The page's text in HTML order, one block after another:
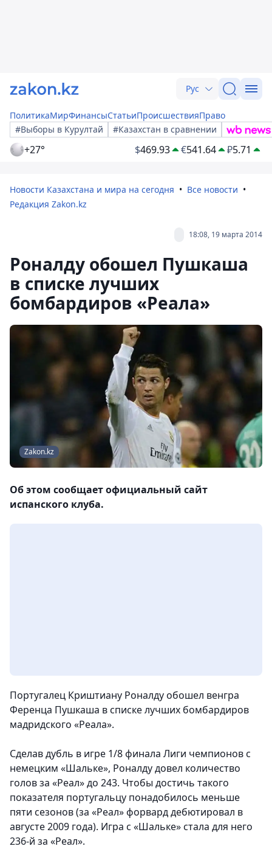
Рус
ПолитикаМирФинансыСтатьиПроисшествияПраво
#Выборы в Курултай
#Казахстан в сравнении
+27° $469.93 €541.64 ₽5.71
Новости Казахстана и мира на сегодня
Все новости
Редакция Zakon.kz
18:08, 19 марта 2014
Роналду обошел Пушкаша
в списке лучших
бомбардиров «Реала»
Zakon.kz
Об этом сообщает официальный сайт
испанского клуба.
Португалец Криштиану Роналду обошел венгра
Ференца Пушкаша в списке лучших бомбардиров
мадридского «Реала».
Сделав дубль в игре 1/8 финала Лиги чемпионов с
немецким «Шальке», Роналду довел количество
голов за «Реал» до 243. Чтобы достичь такого
показателя португальцу понадобилось меньше
пяти сезонов (за «Реал» форвард дебютировал в
августе 2009 года). Игра с «Шальке» стала для него
236-й за «Реал».